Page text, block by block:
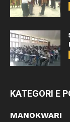
KATEGORI E
MANOKWARI